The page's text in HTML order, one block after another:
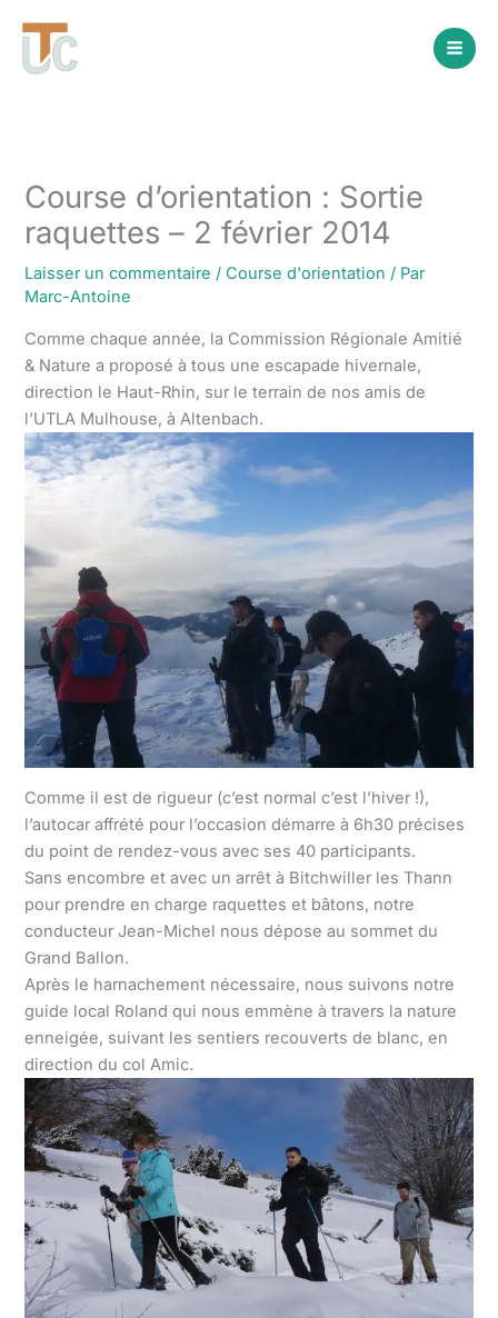
contenu
Course d’orientation : Sortie
raquettes – 2 février 2014
Laisser un commentaire / Course d'orientation / Par
Marc-Antoine
Comme chaque année, la Commission Régionale Amitié
& Nature a proposé à tous une escapade hivernale,
direction le Haut-Rhin, sur le terrain de nos amis de
l’UTLA Mulhouse, à Altenbach.
Comme il est de rigueur (c’est normal c’est l’hiver !),
l’autocar affrété pour l’occasion démarre à 6h30 précises
du point de rendez-vous avec ses 40 participants.
Sans encombre et avec un arrêt à Bitchwiller les Thann
pour prendre en charge raquettes et bâtons, notre
conducteur Jean-Michel nous dépose au sommet du
Grand Ballon.
Après le harnachement nécessaire, nous suivons notre
guide local Roland qui nous emmène à travers la nature
enneigée, suivant les sentiers recouverts de blanc, en
direction du col Amic.